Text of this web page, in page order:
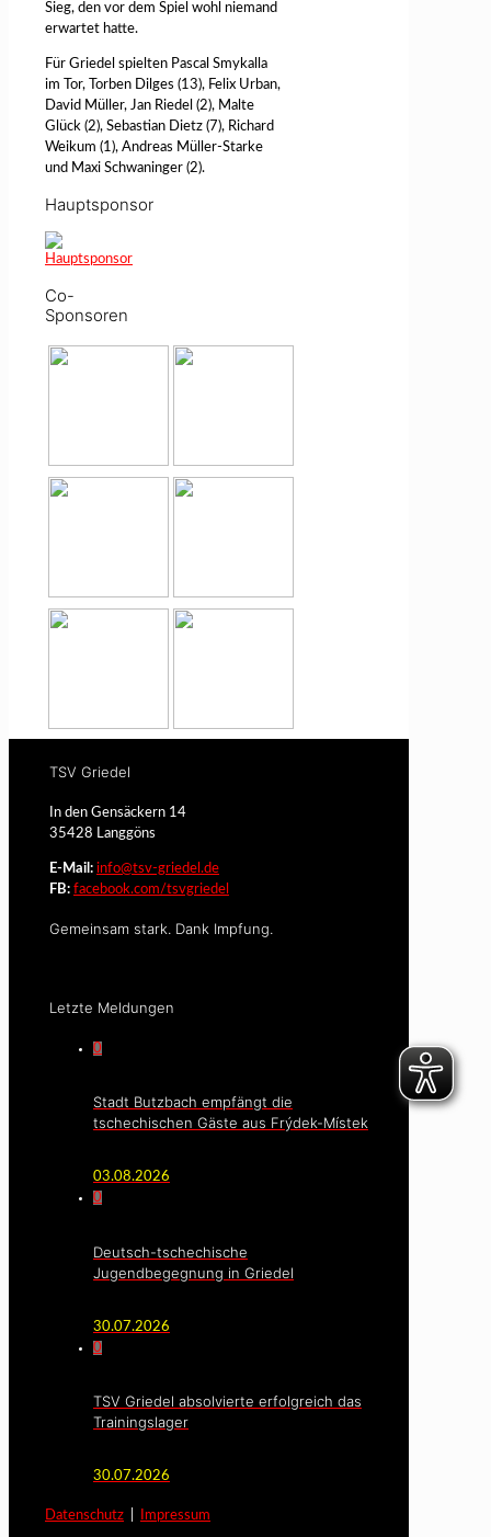
Sieg, den vor dem Spiel wohl niemand
erwartet hatte.
Für Griedel spielten Pascal Smykalla
im Tor, Torben Dilges (13), Felix Urban,
David Müller, Jan Riedel (2), Malte
Glück (2), Sebastian Dietz (7), Richard
Weikum (1), Andreas Müller-Starke
und Maxi Schwaninger (2).
Hauptsponsor
Co-
Sponsoren
TSV Griedel
In den Gensäckern 14
35428 Langgöns
E-Mail: info@tsv-griedel.de
FB: facebook.com/tsvgriedel
Gemeinsam stark. Dank Impfung.
Letzte Meldungen
0
Stadt Butzbach empfängt die
tschechischen Gäste aus Frýdek-Místek
03.08.2026
0
Deutsch-tschechische
Jugendbegegnung in Griedel
30.07.2026
0
TSV Griedel absolvierte erfolgreich das
Trainingslager
30.07.2026
Datenschutz Impressum